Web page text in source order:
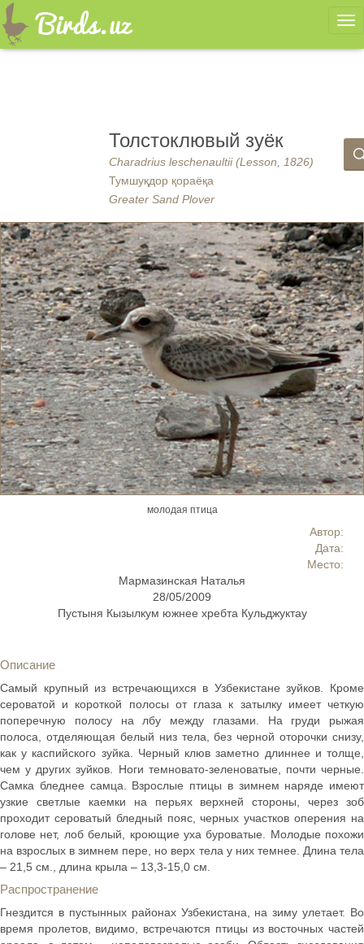
Толстоклювый зуёк
Charadrius leschenaultii (Lesson, 1826)
Тумшуқдор қораёқа
Greater Sand Plover
Автор:
Дата:
Место:
Мармазинская Наталья
28/05/2009
Пустыня Кызылкум южнее хребта Кульджуктау
молодая птица
Описание
Самый крупный из встречающихся в Узбекистане зуйков. Кроме
сероватой и короткой полосы от глаза к затылку имеет четкую
поперечную полосу на лбу между глазами. На груди рыжая
полоса, отделяющая белый низ тела, без черной оторочки снизу,
как у каспийского зуйка. Черный клюв заметно длиннее и толще,
чем у других зуйков. Ноги темновато-зеленоватые, почти черные.
Самка бледнее самца. Взрослые птицы в зимнем наряде имеют
узкие светлые каемки на перьях верхней стороны, через зоб
проходит сероватый бледный пояс, черных участков оперения на
голове нет, лоб белый, кроющие уха буроватые. Молодые похожи
на взрослых в зимнем пере, но верх тела у них темнее. Длина тела
– 21,5 см., длина крыла – 13,3-15,0 см.
Распространение
Гнездится в пустынных районах Узбекистана, на зиму улетает. Во
время пролетов, видимо, встречаются птицы из восточных частей